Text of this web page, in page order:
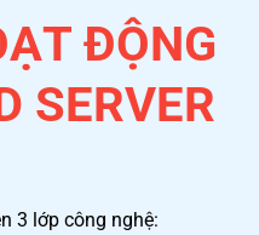
ĐỘNG
SERVER
3 lớp công nghệ: